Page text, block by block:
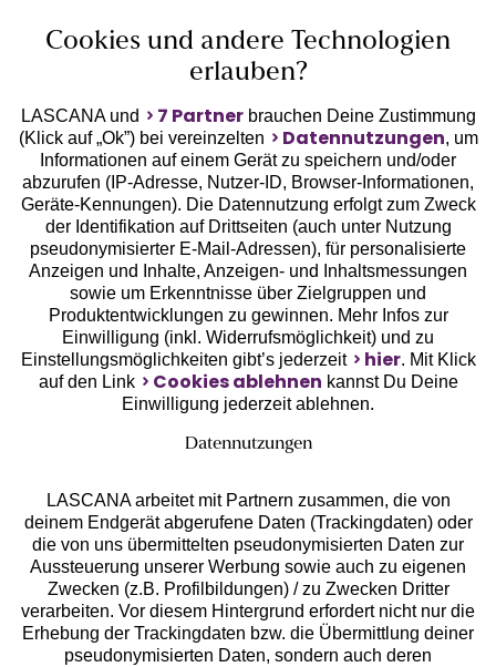
Geprüfte Sicherheit
Unsere Apps
Services
Beratung
Cookies und andere Technologien
erlauben?
LASCANA und 7 Partnerbrauchen Deine Zustimmung
(Klick auf „Ok”) bei vereinzelten
Datennutzungen, um
Informationen auf einem Gerät zu speichern und/oder
abzurufen (IP-Adresse, Nutzer-ID, Browser-Informationen,
Geräte-Kennungen). Die Datennutzung erfolgt zum Zweck
der Identifikation auf Drittseiten (auch unter Nutzung
pseudonymisierter E-Mail-Adressen), für personalisierte
Anzeigen und Inhalte, Anzeigen- und Inhaltsmessungen
sowie um Erkenntnisse über Zielgruppen und
Produktentwicklungen zu gewinnen. Mehr Infos zur
Einwilligung (inkl. Widerrufsmöglichkeit) und zu
Einstellungsmöglichkeiten gibt’s jederzeit
hier. Mit Klick
auf den Link
Cookies ablehnen kannst Du Deine
Einwilligung jederzeit ablehnen.
Datennutzungen
LASCANA arbeitet mit Partnern zusammen, die von
deinem Endgerät abgerufene Daten (Trackingdaten) oder
die von uns übermittelten pseudonymisierten Daten zur
Aussteuerung unserer Werbung sowie auch zu eigenen
Zwecken (z.B. Profilbildungen) / zu Zwecken Dritter
verarbeiten. Vor diesem Hintergrund erfordert nicht nur die
Erhebung der Trackingdaten bzw. die Übermittlung deiner
pseudonymisierten Daten, sondern auch deren